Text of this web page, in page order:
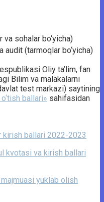
sohalar bo‘yicha)
audit (tarmoqlar bo‘yicha)
Oliy ta’lim, fan
Bilim va malakalarni
test markazi) saytining
ballari» sahifasidan
kirish ballari 2022-2023
kvotasi va kirish ballari
yuklab olish